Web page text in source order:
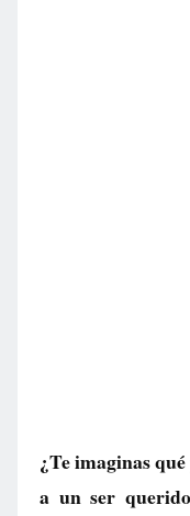
¿Te imaginas
a un ser